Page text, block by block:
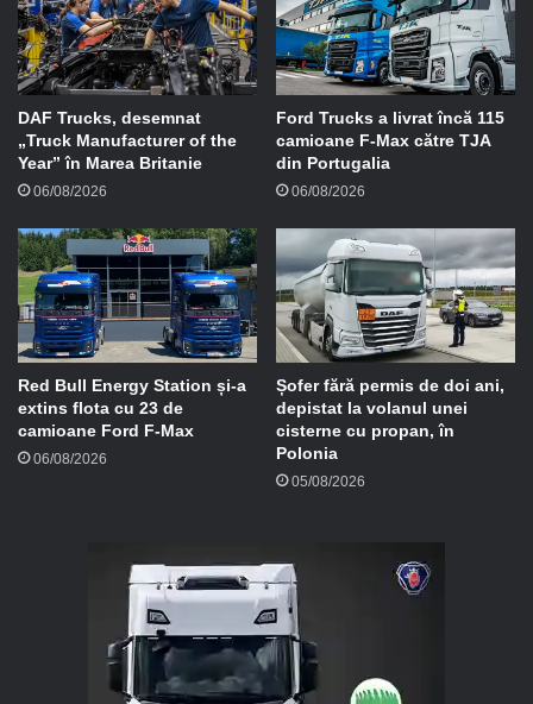
a
i
l
DAF Trucks, desemnat
„Truck Manufacturer of the
Year” în Marea Britanie
06/08/2026
Ford Trucks a livrat încă 115
camioane F-Max către TJA
din Portugalia
06/08/2026
Red Bull Energy Station și-a
extins flota cu 23 de
camioane Ford F-Max
06/08/2026
Șofer fără permis de doi ani,
depistat la volanul unei
cisterne cu propan, în
Polonia
05/08/2026